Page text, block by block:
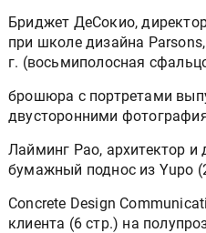
Бриджет ДеСокио,
при школе дизайна
г. (восьмиполосная
брошюра с портретами
двусторонними
Лайминг Рао, архитектор и
бумажный поднос из Yupo
Concrete Design
клиента (6 стр.) на